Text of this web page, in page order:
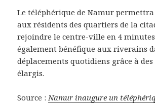
Le téléphérique de Namur
aux résidents des quartiers de la
rejoindre le centre-ville en 4
également bénéfique aux riverains
déplacements quotidiens grâce à
élargis.
Source : Namur inaugure un